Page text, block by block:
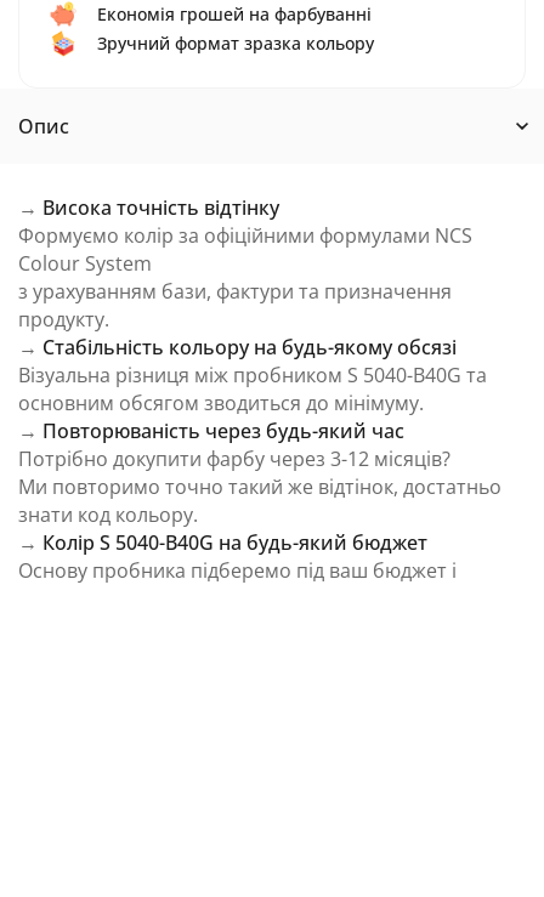
Економія грошей на фарбуванні
Зручний формат зразка кольору
Опис
→ Висока точність відтінку
Формуємо колір за офіційними формулами NCS
Colour System
з урахуванням бази, фактури та призначення
продукту.
→ Стабільність кольору на будь-якому обсязі
Візуальна різниця між пробником S 5040-B40G та
основним обсягом зводиться до мінімуму.
→ Повторюваність через будь-який час
Потрібно докупити фарбу через 3-12 місяців?
Ми повторимо точно такий же відтінок, достатньо
знати код кольору.
→ Колір S 5040-B40G на будь-який бюджет
Основу пробника підберемо під ваш бюджет і